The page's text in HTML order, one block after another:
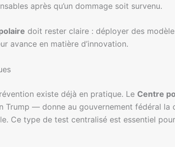
après qu’un dommage soit survenu.
doit rester claire : déployer des
avance en matière d’innovation.
existe déjà en pratique. Le Centre
Trump — donne au gouvernement fédéral
Ce type de test centralisé est essentiel